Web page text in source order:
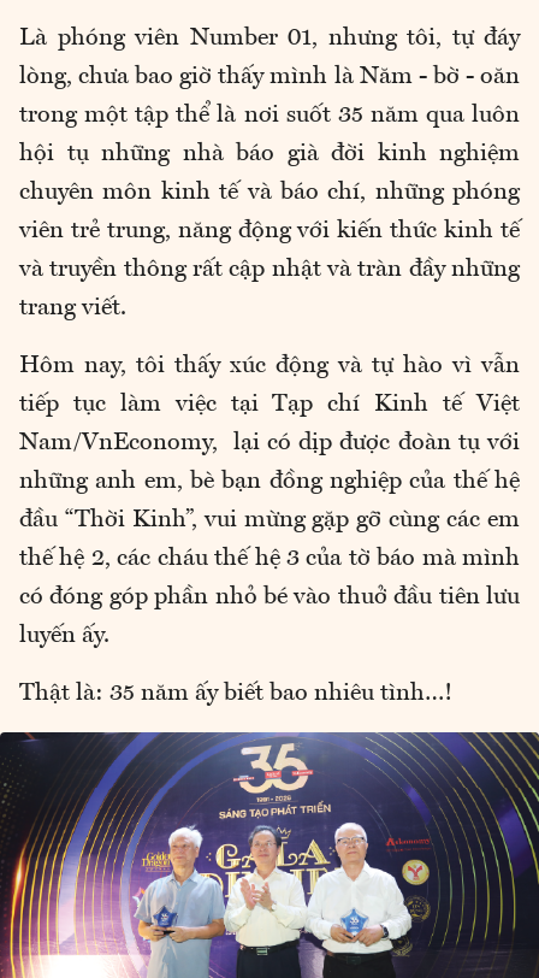
Là phóng viên Number 01, nhưng tôi, tự đáy
lòng, chưa bao giờ thấy mình là Năm - bờ - oăn
trong một tập thể là nơi suốt 35 năm qua luôn
hội tụ những nhà báo già đời kinh nghiệm
chuyên môn kinh tế và báo chí, những phóng
viên trẻ trung, năng động với kiến thức kinh tế
và truyền thông rất cập nhật và tràn đầy những
trang viết.
Hôm nay, tôi thấy xúc động và tự hào vì vẫn
tiếp tục làm việc tại Tạp chí Kinh tế Việt
Nam/VnEconomy, lại có dịp được đoàn tụ với
những anh em, bè bạn đồng nghiệp của thế hệ
đầu “Thời Kinh”, vui mừng gặp gỡ cùng các em
thế hệ 2, các cháu thế hệ 3 của tờ báo mà mình
có đóng góp phần nhỏ bé vào thuở đầu tiên lưu
luyến ấy.
Thật là: 35 năm ấy biết bao nhiêu tình…!